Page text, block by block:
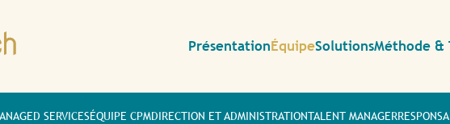
PrésentationÉquipeSolutionsMéthode &
SERVICESÉQUIPE CPMDIRECTION ET ADMINISTRATIONTALENT MANAGER